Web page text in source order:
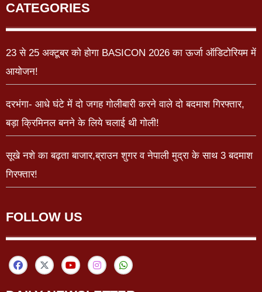
CATEGORIES
23 से 25 अक्टूबर को होगा BASICON 2026 का ऊर्जा ऑडिटोरियम में
आयोजन!
दरभंगा- आधे घंटे में दो जगह गोलीबारी करने वाले दो बदमाश गिरफ्तार,
बड़ा क्रिमिनल बनने के लिये चलाई थी गोली!
सूखे नशे का बढ़ता बाजार,ब्राउन शुगर व नेपाली मुद्रा के साथ 3 बदमाश
गिरफ्तार!
FOLLOW US